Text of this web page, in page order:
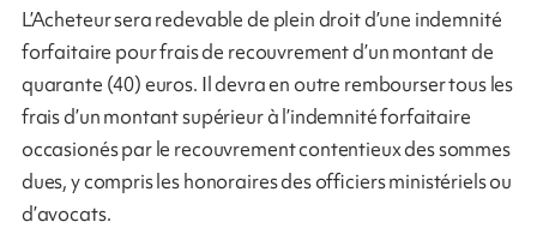
L’Acheteur sera redevable de plein droit d’une indemnité
forfaitaire pour frais de recouvrement d’un montant de
quarante (40) euros. Il devra en outre rembourser tous les
frais d’un montant supérieur à l’indemnité forfaitaire
occasionés par le recouvrement contentieux des sommes
dues, y compris les honoraires des officiers ministériels ou
d’avocats.